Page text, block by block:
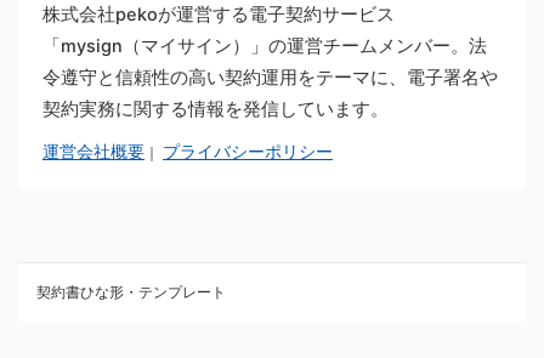
株式会社pekoが運営する電子契約サービス
「mysign（マイサイン）」の運営チームメンバー。法
令遵守と信頼性の高い契約運用をテーマに、電子署名や
契約実務に関する情報を発信しています。
運営会社概要 ｜ プライバシーポリシー
契約書ひな形・テンプレート